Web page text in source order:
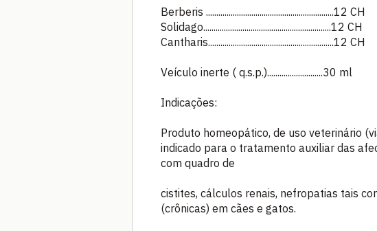
Berberis ..............................................................12 CH
Solidago..............................................................12 CH
Cantharis.............................................................12 CH
Veículo inerte ( q.s.p.)...........................30 ml
Indicações:
Produto homeopático, de uso veterinário
indicado para o tratamento auxiliar das
com quadro de
cistites, cálculos renais, nefropatias tais
(crônicas) em cães e gatos.